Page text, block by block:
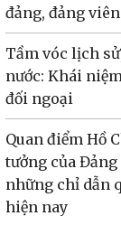
đảng, đảng
Tầm vóc lịch
nước: Khái
đối ngoại
Quan điểm Hồ
tưởng của Đảng
những chỉ dẫn
hiện nay